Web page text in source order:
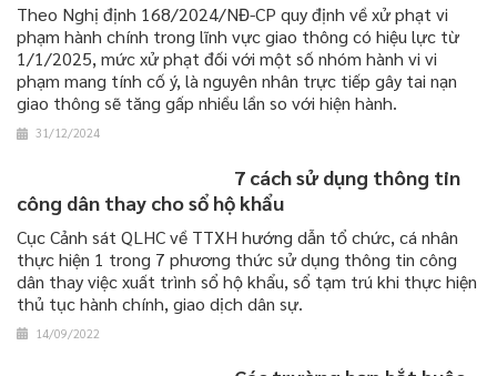
Theo Nghị định 168/2024/NĐ-CP quy định về xử phạt vi
phạm hành chính trong lĩnh vực giao thông có hiệu lực từ
1/1/2025, mức xử phạt đối với một số nhóm hành vi vi
phạm mang tính cố ý, là nguyên nhân trực tiếp gây tai nạn
giao thông sẽ tăng gấp nhiều lần so với hiện hành.
31/12/2024
7 cách sử dụng thông tin
công dân thay cho sổ hộ khẩu
Cục Cảnh sát QLHC về TTXH hướng dẫn tổ chức, cá nhân
thực hiện 1 trong 7 phương thức sử dụng thông tin công
dân thay việc xuất trình sổ hộ khẩu, sổ tạm trú khi thực hiện
thủ tục hành chính, giao dịch dân sự.
14/09/2022